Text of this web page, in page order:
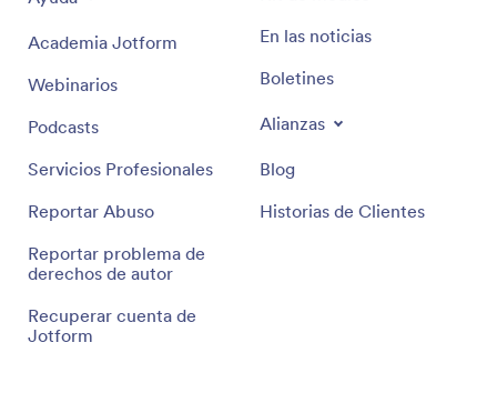
Academia Jotform
Webinarios
Podcasts
Servicios Profesionales
Reportar Abuso
Reportar problema de
derechos de autor
Recuperar cuenta de
Jotform
En las noticias
Boletines
Alianzas
Blog
Historias de Clientes